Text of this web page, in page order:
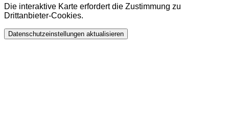
Die interaktive Karte erfordert die Zustimmung zu
Drittanbieter-Cookies.
Datenschutzeinstellungen aktualisieren